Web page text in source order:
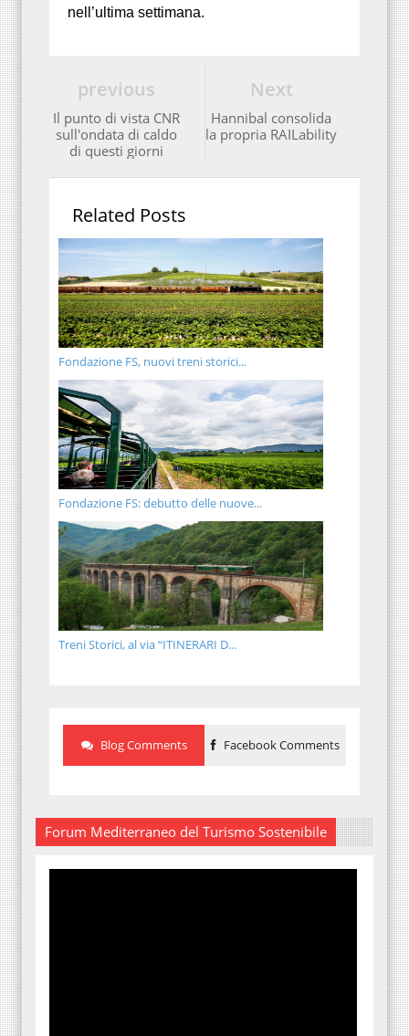
nell’ultima settimana.
Next
Hannibal consolida
la propria RAILability
previous
Il punto di vista CNR
sull'ondata di caldo
di questi giorni
Related Posts
Fondazione FS, nuovi treni storici...
Fondazione FS: debutto delle nuove...
Treni Storici, al via “ITINERARI D...
Blog Comments Facebook Comments
Forum Mediterraneo del Turismo Sostenibile